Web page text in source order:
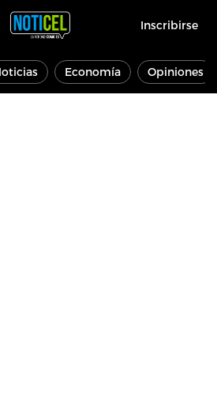
Inscribirse
Economía Opiniones